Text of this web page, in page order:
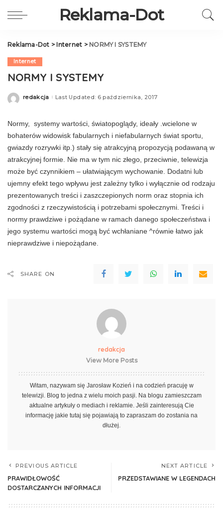
Reklama-Dot
Reklama-Dot > Internet > NORMY I SYSTEMY
Internet
NORMY I SYSTEMY
Posted
redakcja Last Updated: 6 października, 2017
Normy, systemy wartości, światopoglądy, ideały .wcielone w
bohaterów widowisk fabularnych i niefabularnych świat sportu,
gwiazdy rozrywki itp.) stały się atrakcyjną propozycją podawaną w
atrakcyjnej formie. Nie ma w tym nic złego, prze­ciwnie, telewizja
może być czynnikiem – ułatwia­jącym wychowanie. Dodatni lub
ujemny efekt te­go wpływu jest zależny tylko i wyłącznie od ro­dzaju
prezentowanych treści i zaszczepionych norm oraz stopnia ich
zgodności z rzeczywistością i po­trzebami społecznymi. Treści i
normy prawdziwe i pożądane w ramach danego społeczeństwa i
jego systemu wartości mogą być wchłaniane ^równie łatwo jak
nieprawdziwe i niepożądane.
SHARE ON
redakcja
View More Posts
Witam, nazywam się Jarosław Kozień i na codzień pracuję w
telewizji. Blog to jedna z wielu moich pasji. Na blogu zamieszczam
aktualne artykuły o mediach i reklamie. Jeśli zainteresują Cie
informację jakie tutaj się pojawiają to zapraszam do zostania na
dłużej.
PREVIOUS ARTICLE
PRAWIDŁOWOŚĆ
DOSTARCZANYCH INFORMACJI
NEXT ARTICLE
PRZEDSTAWIANE W LEGENDACH